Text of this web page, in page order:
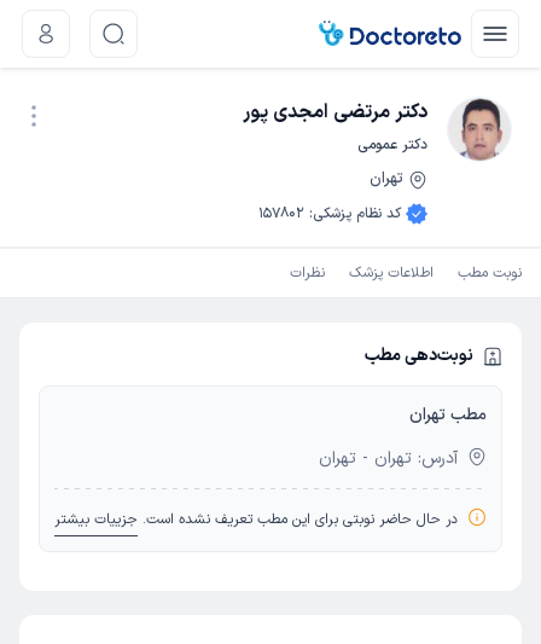
دکتر مرتضی امجدی پور
دکتر عمومی
تهران
کد نظام پزشکی:
157802
نوبت مطب اطلاعات پزشک نظرات
نوبت‌دهی مطب
مطب تهران
آدرس: تهران - تهران
در حال حاضر نوبتی برای این مطب تعریف نشده است. جزییات بیشتر